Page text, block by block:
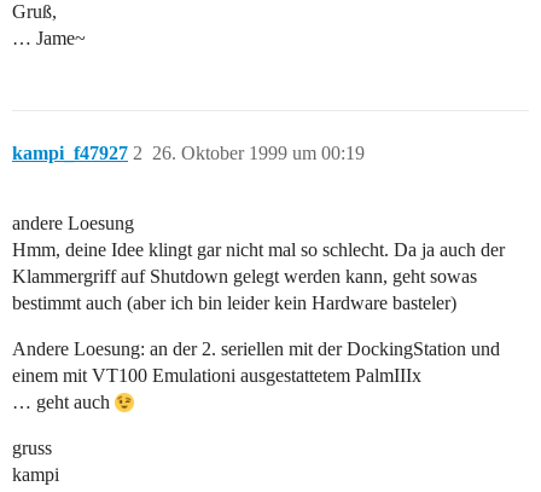
Gruß,
… Jame~
kampi_f47927 26. Oktober 1999 um 00:19
2
andere Loesung
Hmm, deine Idee klingt gar nicht mal so schlecht. Da ja auch der
Klammergriff auf Shutdown gelegt werden kann, geht sowas
bestimmt auch (aber ich bin leider kein Hardware basteler)
Andere Loesung: an der 2. seriellen mit der DockingStation und
einem mit VT100 Emulationi ausgestattetem PalmIIIx
… geht auch
gruss
kampi